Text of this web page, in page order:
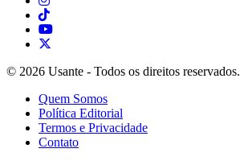
© 2026 Usante - Todos os direitos reservados.
Quem Somos
Política Editorial
Termos e Privacidade
Contato